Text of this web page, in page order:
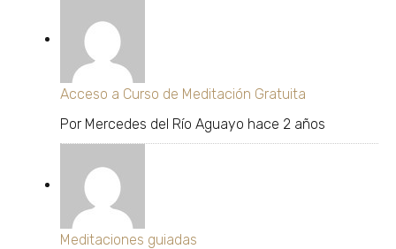
Acceso a Curso de Meditación Gratuita
Por Mercedes del Río Aguayo hace 2 años
Meditaciones guiadas